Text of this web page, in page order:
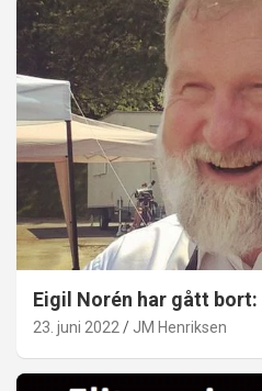
Eigil Norén har gått bort:
23. juni 2022 JM Henriksen